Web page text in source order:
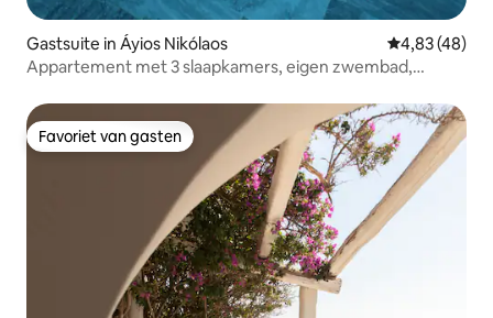
Gastsuite in Áyios Nikólaos Gemiddelde
4,83 (48)
Appartement met 3 slaapkamers, eigen zwembad,
Favoriet van gasten
Favoriet van gasten